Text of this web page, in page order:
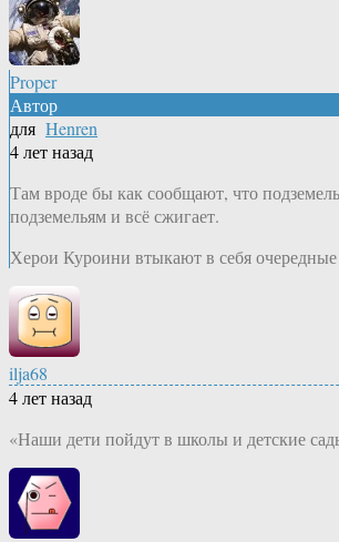
Proper
Автор
для Henren
4 лет назад
Там вроде бы как сообщают, что
подземельям и всё сжигает.
Херои Куроини втыкают в себя
ilja68
4 лет назад
«Наши дети пойдут в школы и детские